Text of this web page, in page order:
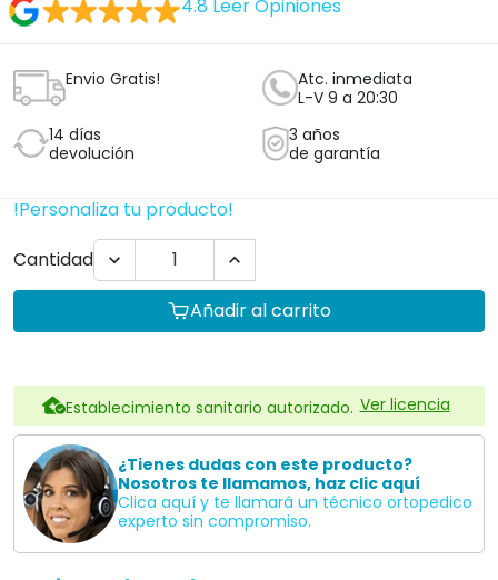
4.8 Leer Opiniones
Envio Gratis!
Atc. inmediata
L-V 9 a 20:30
14 días
devolución
3 años
de garantía
!Personaliza tu producto!
Cantidad
 
Añadir al carrito
Establecimiento sanitario autorizado. Ver licencia
¿Tienes dudas con este producto?
Nosotros te llamamos, haz clic aquí
Clica aquí y te llamará un técnico ortopedico
experto sin compromiso.